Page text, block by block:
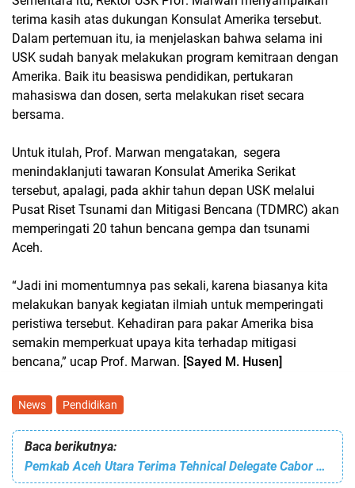
terima kasih atas dukungan Konsulat Amerika tersebut.
Dalam pertemuan itu, ia menjelaskan bahwa selama ini
USK sudah banyak melakukan program kemitraan dengan
Amerika. Baik itu beasiswa pendidikan, pertukaran
mahasiswa dan dosen, serta melakukan riset secara
bersama.
Untuk itulah, Prof. Marwan mengatakan, segera
menindaklanjuti tawaran Konsulat Amerika Serikat
tersebut, apalagi, pada akhir tahun depan USK melalui
Pusat Riset Tsunami dan Mitigasi Bencana (TDMRC) akan
memperingati 20 tahun bencana gempa dan tsunami
Aceh.
“Jadi ini momentumnya pas sekali, karena biasanya kita
melakukan banyak kegiatan ilmiah untuk memperingati
peristiwa tersebut. Kehadiran para pakar Amerika bisa
semakin memperkuat upaya kita terhadap mitigasi
bencana,” ucap Prof. Marwan. [Sayed M. Husen]
News Pendidikan
Baca berikutnya:
Pemkab Aceh Utara Terima Tehnical Delegate Cabor Peserta PON XXI/2024 Aceh-Sumut